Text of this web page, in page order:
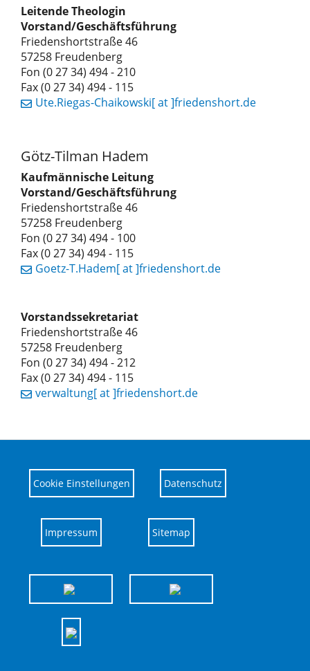
Leitende Theologin
Vorstand/Geschäftsführung
Friedenshortstraße 46
57258 Freudenberg
Fon (0 27 34) 494 - 210
Fax (0 27 34) 494 - 115
Ute.Riegas-Chaikowski[ at ]friedenshort.de
Götz-Tilman Hadem
Kaufmännische Leitung
Vorstand/Geschäftsführung
Friedenshortstraße 46
57258 Freudenberg
Fon (0 27 34) 494 - 100
Fax (0 27 34) 494 - 115
Goetz-T.Hadem[ at ]friedenshort.de
Vorstandssekretariat
Friedenshortstraße 46
57258 Freudenberg
Fon (0 27 34) 494 - 212
Fax (0 27 34) 494 - 115
verwaltung[ at ]friedenshort.de
Cookie Einstellungen Datenschutz
Impressum Sitemap